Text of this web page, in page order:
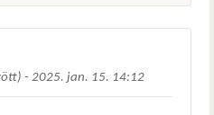
- 2025. jan. 15. 14:12